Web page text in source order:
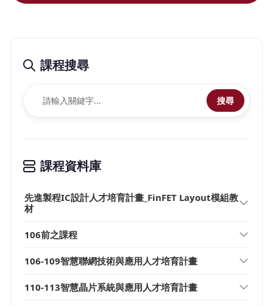
課程搜尋
搜尋
課程資料庫
先進製程IC設計人才培育計畫_FinFET Layout模組教
材
106前之課程
106-109智慧聯網技術與應用人才培育計畫
110-113智慧晶片系統與應用人才培育計畫